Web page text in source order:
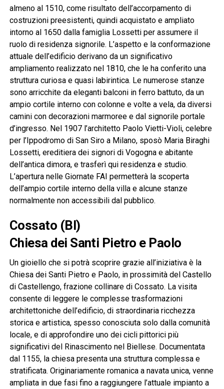
almeno al 1510, come risultato dell’accorpamento di
costruzioni preesistenti, quindi acquistato e ampliato
intorno al 1650 dalla famiglia Lossetti per assumere il
ruolo di residenza signorile. L’aspetto e la conformazione
attuale dell’edificio derivano da un significativo
ampliamento realizzato nel 1810, che le ha conferito una
struttura curiosa e quasi labirintica. Le numerose stanze
sono arricchite da eleganti balconi in ferro battuto, da un
ampio cortile interno con colonne e volte a vela, da diversi
camini con decorazioni marmoree e dal signorile portale
d’ingresso. Nel 1907 l’architetto Paolo Vietti-Violi, celebre
per l’Ippodromo di San Siro a Milano, sposò Maria Biraghi
Lossetti, ereditiera dei signori di Vogogna e abitante
dell’antica dimora, e trasferì qui residenza e studio.
L’apertura nelle Giornate FAI permetterà la scoperta
dell’ampio cortile interno della villa e alcune stanze
normalmente non accessibili dal pubblico.
Cossato (BI)
Chiesa dei Santi Pietro e Paolo
Un gioiello che si potrà scoprire grazie all’iniziativa è la
Chiesa dei Santi Pietro e Paolo, in prossimità del Castello
di Castellengo, frazione collinare di Cossato. La visita
consente di leggere le complesse trasformazioni
architettoniche dell’edificio, di straordinaria ricchezza
storica e artistica, spesso conosciuta solo dalla comunità
locale, e di approfondire uno dei cicli pittorici più
significativi del Rinascimento nel Biellese. Documentata
dal 1155, la chiesa presenta una struttura complessa e
stratificata. Originariamente romanica a navata unica, venne
ampliata in due fasi fino a raggiungere l’attuale impianto a